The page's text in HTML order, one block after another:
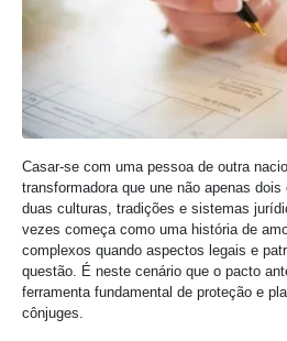
Casar-se com uma pessoa de outra
transformadora que une não apenas
duas culturas, tradições e sistemas
vezes começa como uma história de
complexos quando aspectos legais e
questão. É neste cenário que o pacto
ferramenta fundamental de proteção e
cônjuges.